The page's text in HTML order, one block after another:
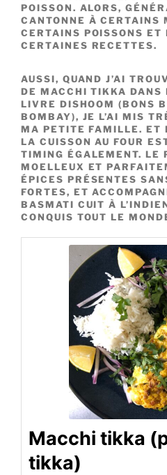
POISSON. ALORS,
CANTONNE À CERTAINS
CERTAINS POISSONS ET
CERTAINES RECETTES.
AUSSI, QUAND J’AI
DE MACCHI TIKKA DANS
LIVRE DISHOOM (BONS
BOMBAY), JE L’AI MIS
MA PETITE FAMILLE. ET
LA CUISSON AU FOUR
TIMING ÉGALEMENT. LE
MOELLEUX ET
ÉPICES PRÉSENTES
FORTES, ET
BASMATI CUIT À
CONQUIS TOUT LE
Macchi tikka
tikka)